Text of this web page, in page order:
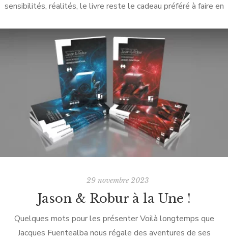
sensibilités, réalités, le livre reste le cadeau préféré à faire en
sur […]
29 novembre 2023
Jason & Robur à la Une !
Quelques mots pour les présenter Voilà longtemps que
Jacques Fuentealba nous régale des aventures de ses